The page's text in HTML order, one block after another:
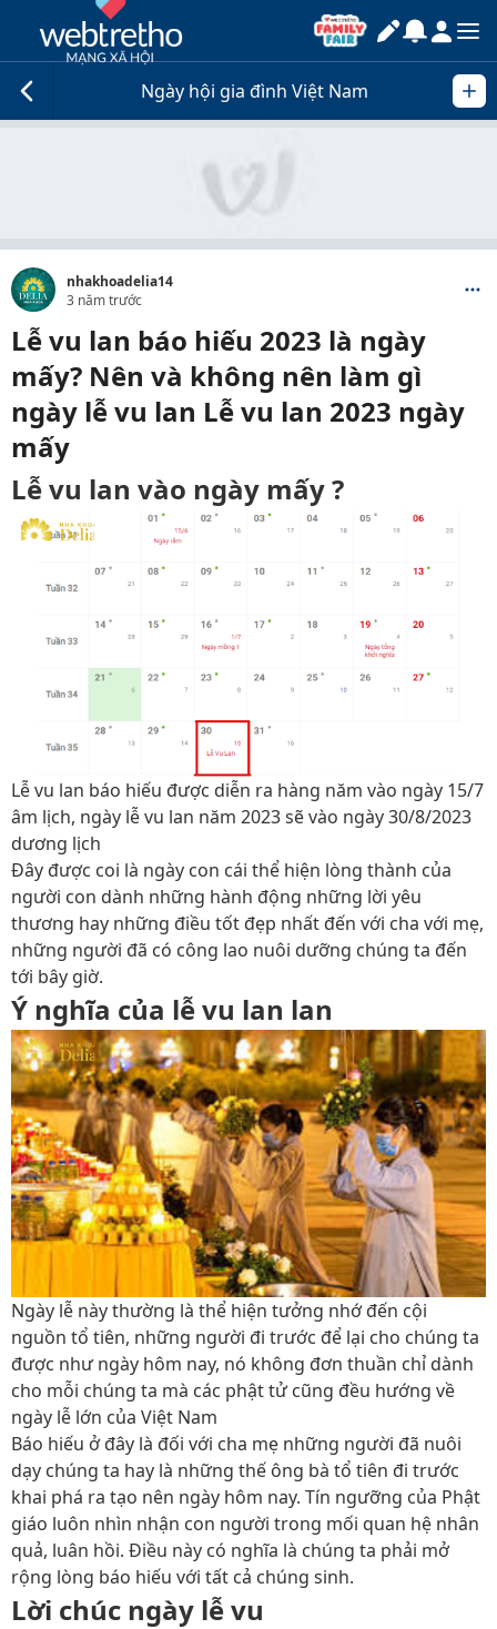
Ngày hội gia đình Việt Nam
nhakhoadelia14
3 năm trước
Lễ vu lan báo hiếu 2023 là ngày
mấy? Nên và không nên làm gì
ngày lễ vu lan Lễ vu lan 2023 ngày
mấy
Lễ vu lan vào ngày mấy ?
Lễ vu lan báo hiếu được diễn ra hàng năm vào ngày 15/7
âm lịch, ngày lễ vu lan năm 2023 sẽ vào ngày 30/8/2023
dương lịch
Đây được coi là ngày con cái thể hiện lòng thành của
người con dành những hành động những lời yêu
thương hay những điều tốt đẹp nhất đến với cha với mẹ,
những người đã có công lao nuôi dưỡng chúng ta đến
tới bây giờ.
Ý nghĩa của lễ vu lan lan
Ngày lễ này thường là thể hiện tưởng nhớ đến cội
nguồn tổ tiên, những người đi trước để lại cho chúng ta
được như ngày hôm nay, nó không đơn thuần chỉ dành
cho mỗi chúng ta mà các phật tử cũng đều hướng về
ngày lễ lớn của Việt Nam
Báo hiếu ở đây là đối với cha mẹ những người đã nuôi
dạy chúng ta hay là những thế ông bà tổ tiên đi trước
khai phá ra tạo nên ngày hôm nay. Tín ngưỡng của Phật
giáo luôn nhìn nhận con người trong mối quan hệ nhân
quả, luân hồi. Điều này có nghĩa là chúng ta phải mở
rộng lòng báo hiếu với tất cả chúng sinh.
Lời chúc ngày lễ vu